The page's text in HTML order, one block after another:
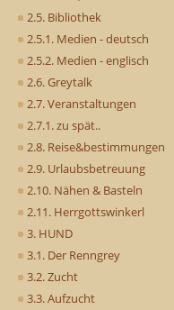
2.5. Bibliothek
2.5.1. Medien - deutsch
2.5.2. Medien - englisch
2.6. Greytalk
2.7. Veranstaltungen
2.7.1. zu spät..
2.8. Reise&bestimmungen
2.9. Urlaubsbetreuung
2.10. Nähen & Basteln
2.11. Herrgottswinkerl
3. HUND
3.1. Der Renngrey
3.2. Zucht
3.3. Aufzucht